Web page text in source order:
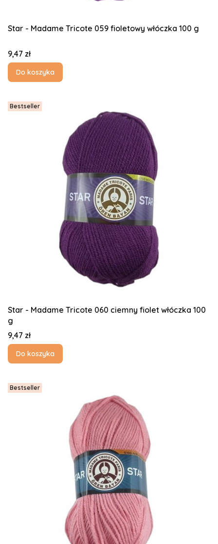
Star - Madame Tricote 059 fioletowy włóczka 100 g
Cena
9,47 zł
Do koszyka
Bestseller
Star - Madame Tricote 060 ciemny fiolet włóczka 100
g
Cena
9,47 zł
Do koszyka
Bestseller